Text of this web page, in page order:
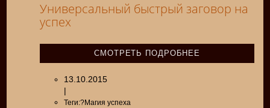
Универсальный быстрый заговор на
успех
СМОТРЕТЬ ПОДРОБНЕЕ
13.10.2015
|
Теги:?Магия успеха